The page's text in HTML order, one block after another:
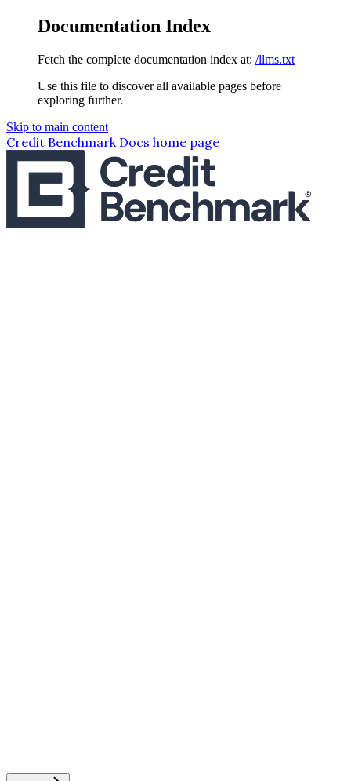
Documentation Index
Fetch the complete documentation index at: /llms.txt
Use this file to discover all available pages before
exploring further.
Skip to main content
Credit Benchmark Docs home page